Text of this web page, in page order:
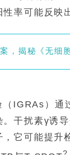
率可能反映
，揭秘《无细
IGRAs）通
。干扰素γ诱
，它可能提升
?